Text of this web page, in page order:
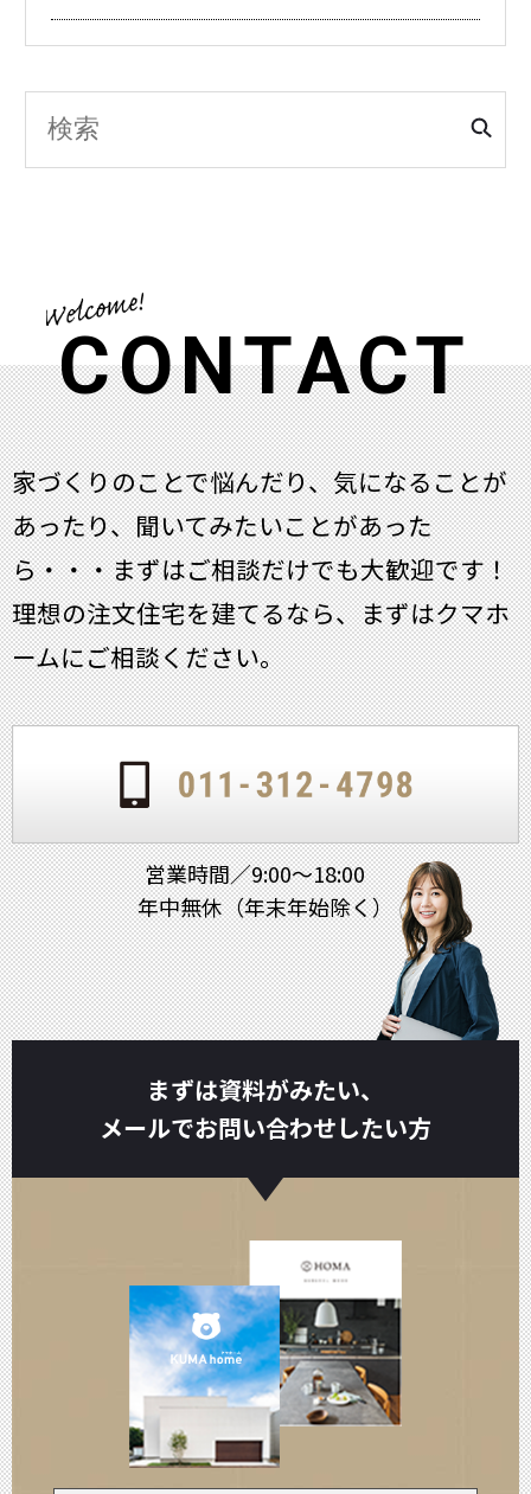
CONTACT
家づくりのことで悩んだり、気になることが
あったり、聞いてみたいことがあった
ら・・・まずはご相談だけでも大歓迎です！
理想の注文住宅を建てるなら、まずはクマホ
ームにご相談ください。
営業時間／9:00～18:00
年中無休（年末年始除く）
まずは資料がみたい、
メールでお問い合わせしたい方